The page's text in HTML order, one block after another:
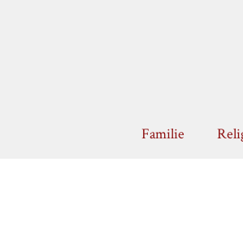
Familie